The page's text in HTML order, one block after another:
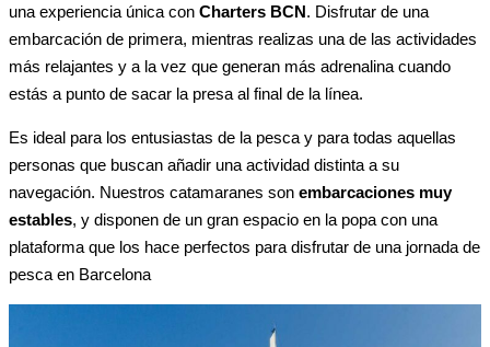
una experiencia única con Charters BCN. Disfrutar de una
embarcación de primera, mientras realizas una de las actividades
más relajantes y a la vez que generan más adrenalina cuando
estás a punto de sacar la presa al final de la línea.
Es ideal para los entusiastas de la pesca y para todas aquellas
personas que buscan añadir una actividad distinta a su
navegación. Nuestros catamaranes son embarcaciones muy
estables, y disponen de un gran espacio en la popa con una
plataforma que los hace perfectos para disfrutar de una jornada de
pesca en Barcelona